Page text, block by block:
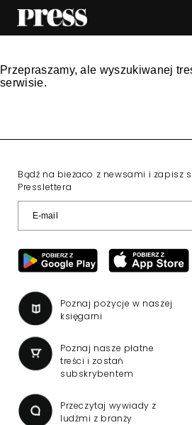
Przepraszamy, ale wyszukiwanej
serwisie.
Bądź na bieżaco z newsami i zapisz
Presslettera
Poznaj pozycje w naszej
księgarni
Poznaj nasze płatne
treści i zostań
subskrybentem
Przeczytaj wywiady z
ludźmi z branży